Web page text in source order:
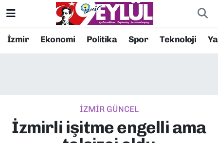
İzmir Ekonomi Politika Spor Teknoloji
İZMİR GÜNCEL
İzmirli işitme engelli ama
Resmi İlanlar
EKONOMİ
Konak Nöbetçi Eczaneler
Süper Lig Puan Durumu ve Fikstür
Tüm Manşetler